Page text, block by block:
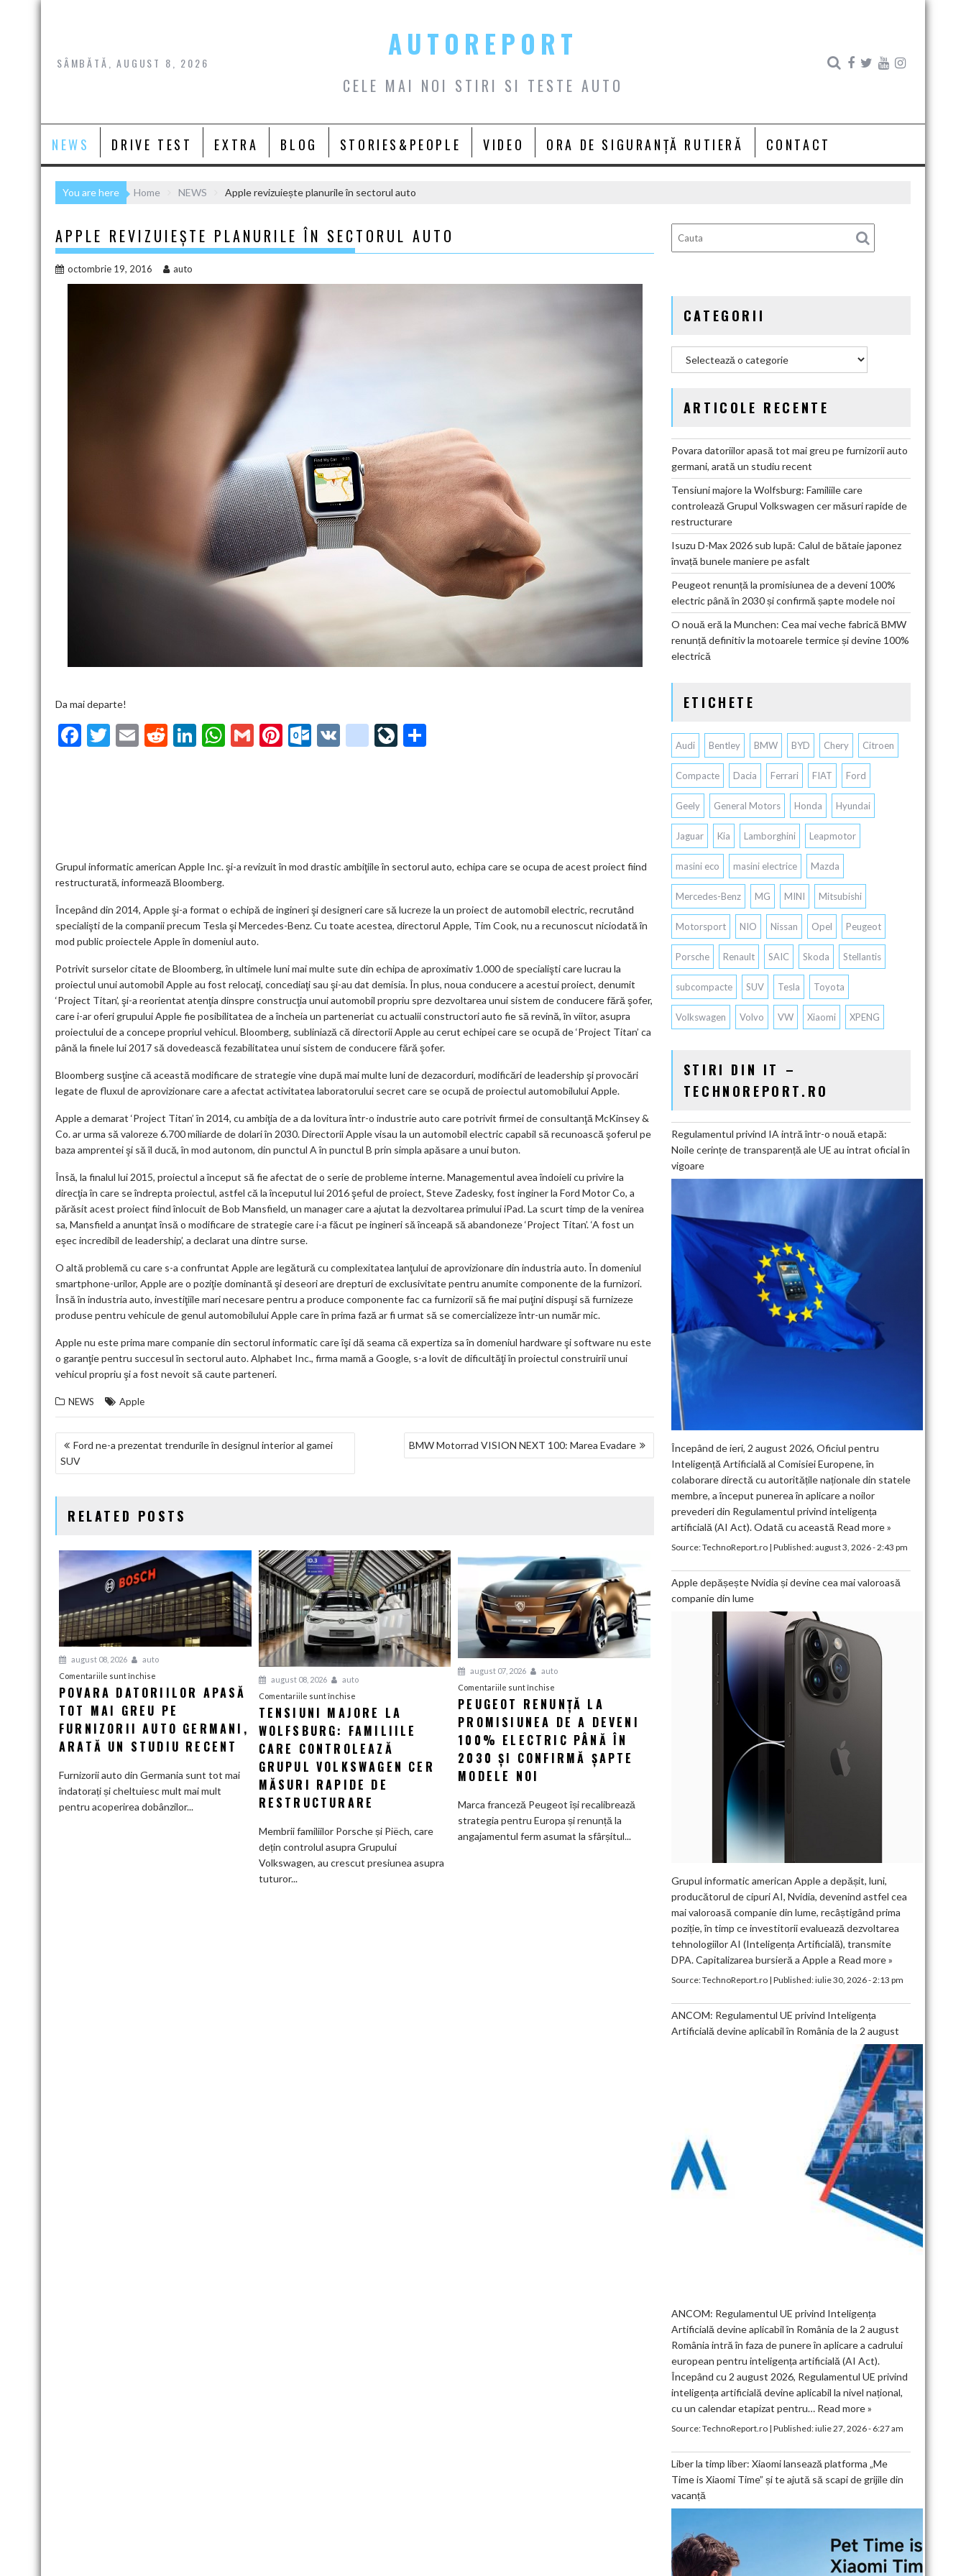
Skip
SÂMBĂTĂ, AUGUST 8, 2026
AUTOREPORT
CELE MAI NOI STIRI SI TESTE AUTO
NEWS DRIVE TEST EXTRA BLOG STORIES&PEOPLE VIDEO ORA DE SIGURANȚĂ RUTIERĂ CONTACT
You are here Home NEWS Apple revizuiește planurile în sectorul auto
APPLE REVIZUIEȘTE PLANURILE ÎN SECTORUL AUTO
octombrie 19, 2016 auto
Da mai departe!
F
k
T
E
R
Li W
p
G
Pi O
m
V
g
o
k
ar
ks
Li
Grupul informatic american Apple Inc. şi-a revizuit în mod drastic ambiţiile în sectorul auto, echipa care se ocupa de acest proiect fiind
restructurată, informează Bloomberg.
Începând din 2014, Apple şi-a format o echipă de ingineri şi designeri care să lucreze la un proiect de automobil electric, recrutând
specialişti de la companii precum Tesla şi Mercedes-Benz. Cu toate acestea, directorul Apple, Tim Cook, nu a recunoscut niciodată în
mod public proiectele Apple în domeniul auto.
Potrivit surselor citate de Bloomberg, în ultimele luni mai multe sute din echipa de aproximativ 1.000 de specialişti care lucrau la
proiectul unui automobil Apple au fost relocaţi, concediaţi sau şi-au dat demisia. În plus, noua conducere a acestui proiect, denumit
‘Project Titan’, şi-a reorientat atenţia dinspre construcţia unui automobil propriu spre dezvoltarea unui sistem de conducere fără şofer,
care i-ar oferi grupului Apple fie posibilitatea de a încheia un parteneriat cu actualii constructori auto fie să revină, în viitor, asupra
proiectului de a concepe propriul vehicul. Bloomberg, subliniază că directorii Apple au cerut echipei care se ocupă de ‘Project Titan’ ca
până la finele lui 2017 să dovedească fezabilitatea unui sistem de conducere fără şofer.
Bloomberg susţine că această modificare de strategie vine după mai multe luni de dezacorduri, modificări de leadership şi provocări
legate de fluxul de aprovizionare care a afectat activitatea laboratorului secret care se ocupă de proiectul automobilului Apple.
Apple a demarat ‘Project Titan’ în 2014, cu ambiţia de a da lovitura într-o industrie auto care potrivit firmei de consultanţă McKinsey &
Co. ar urma să valoreze 6.700 miliarde de dolari în 2030. Directorii Apple visau la un automobil electric capabil să recunoască şoferul pe
baza amprentei şi să îl ducă, în mod autonom, din punctul A în punctul B prin simpla apăsare a unui buton.
Însă, la finalul lui 2015, proiectul a început să fie afectat de o serie de probleme interne. Managementul avea îndoieli cu privire la
direcţia în care se îndrepta proiectul, astfel că la începutul lui 2016 şeful de proiect, Steve Zadesky, fost inginer la Ford Motor Co, a
părăsit acest proiect fiind înlocuit de Bob Mansfield, un manager care a ajutat la dezvoltarea primului iPad. La scurt timp de la venirea
sa, Mansfield a anunţat însă o modificare de strategie care i-a făcut pe ingineri să înceapă să abandoneze ‘Project Titan’. ‘A fost un
eşec incredibil de leadership’, a declarat una dintre surse.
O altă problemă cu care s-a confruntat Apple are legătură cu complexitatea lanţului de aprovizionare din industria auto. În domeniul
smartphone-urilor, Apple are o poziţie dominantă şi deseori are drepturi de exclusivitate pentru anumite componente de la furnizori.
Însă în industria auto, investiţiile mari necesare pentru a produce componente fac ca furnizorii să fie mai puţini dispuşi să furnizeze
produse pentru vehicule de genul automobilului Apple care în prima fază ar fi urmat să se comercializeze într-un număr mic.
Apple nu este prima mare companie din sectorul informatic care îşi dă seama că expertiza sa în domeniul hardware şi software nu este
o garanţie pentru succesul în sectorul auto. Alphabet Inc., firma mamă a Google, s-a lovit de dificultăţi în proiectul construirii unui
vehicul propriu şi a fost nevoit să caute parteneri.
NEWS Apple
NAVIGARE
ÎN
Ford ne-a prezentat trendurile în designul interior al gamei
SUV
BMW Motorrad VISION NEXT 100: Marea Evadare
RELATED POSTS
august 08, 2026
auto
Comentariile sunt închise
Povara
datoriilor
apasă
mai
furnizorii
POVARA DATORIILOR APASĂ
TOT MAI GREU PE
FURNIZORII AUTO GERMANI,
ARATĂ UN STUDIU RECENT
Furnizorii auto din Germania sunt tot mai
îndatorați și cheltuiesc mult mai mult
pentru acoperirea dobânzilor...
august 08, 2026
auto
Comentariile sunt închisepentru
Tensiuni
majore
la
Familiile
care
controlează
Volkswagen
cer
măsuri
TENSIUNI MAJORE LA
WOLFSBURG: FAMILIILE
CARE CONTROLEAZĂ
GRUPUL VOLKSWAGEN CER
MĂSURI RAPIDE DE
RESTRUCTURARE
Membrii familiilor Porsche și Piëch, care
dețin controlul asupra Grupului
Volkswagen, au crescut presiunea asupra
tuturor...
august 07, 2026
auto
Comentariile sunt închise
Peugeot
renunță
la
promisiunea
de
100%
electric
PEUGEOT RENUNȚĂ LA
PROMISIUNEA DE A DEVENI
100% ELECTRIC PÂNĂ ÎN
2030 ȘI CONFIRMĂ ȘAPTE
MODELE NOI
Marca franceză Peugeot își recalibrează
strategia pentru Europa și renunță la
angajamentul ferm asumat la sfârșitul...
CATEGORII
ARTICOLE RECENTE
Povara datoriilor apasă tot mai greu pe furnizorii auto
germani, arată un studiu recent
Tensiuni majore la Wolfsburg: Familiile care
controlează Grupul Volkswagen cer măsuri rapide de
restructurare
Isuzu D-Max 2026 sub lupă: Calul de bătaie japonez
învață bunele maniere pe asfalt
Peugeot renunță la promisiunea de a deveni 100%
electric până în 2030 și confirmă șapte modele noi
O nouă eră la Munchen: Cea mai veche fabrică BMW
renunță definitiv la motoarele termice și devine 100%
electrică
ETICHETE
Audi Bentley BMW BYD Chery Citroen
Compacte Dacia Ferrari FIAT Ford
Geely General Motors Honda Hyundai
Jaguar Kia Lamborghini Leapmotor
masini eco masini electrice Mazda
Mercedes-Benz MG MINI Mitsubishi
Motorsport NIO Nissan Opel Peugeot
Porsche Renault SAIC Skoda Stellantis
subcompacte SUV Tesla Toyota
Volkswagen Volvo VW Xiaomi XPENG
STIRI DIN IT –
TECHNOREPORT.RO
Regulamentul privind IA intră într-o nouă etapă:
Noile cerințe de transparență ale UE au intrat oficial în
vigoare
Începând de ieri, 2 august 2026, Oficiul pentru
Inteligență Artificială al Comisiei Europene, în
colaborare directă cu autoritățile naționale din statele
membre, a început punerea în aplicare a noilor
prevederi din Regulamentul privind inteligența
artificială (AI Act). Odată cu această Read more »
Source:TechnoReport.ro| Published:august 3, 2026 - 2:43 pm
Apple depășește Nvidia și devine cea mai valoroasă
companie din lume
Grupul informatic american Apple a depășit, luni,
producătorul de cipuri AI, Nvidia, devenind astfel cea
mai valoroasă companie din lume, recâștigând prima
poziție, în timp ce investitorii evaluează dezvoltarea
tehnologiilor AI (Inteligența Artificială), transmite
DPA. Capitalizarea bursieră a Apple a Read more »
Source:TechnoReport.ro| Published:iulie 30, 2026 - 2:13 pm
ANCOM: Regulamentul UE privind Inteligența
Artificială devine aplicabil în România de la 2 august
ANCOM: Regulamentul UE privind Inteligența
Artificială devine aplicabil în România de la 2 august
România intră în faza de punere în aplicare a cadrului
european pentru inteligența artificială (AI Act).
Începând cu 2 august 2026, Regulamentul UE privind
inteligența artificială devine aplicabil la nivel național,
cu un calendar etapizat pentru… Read more »
Source:TechnoReport.ro| Published:iulie 27, 2026 - 6:27 am
Liber la timp liber: Xiaomi lansează platforma „Me
Time is Xiaomi Time” și te ajută să scapi de grijile din
vacanță